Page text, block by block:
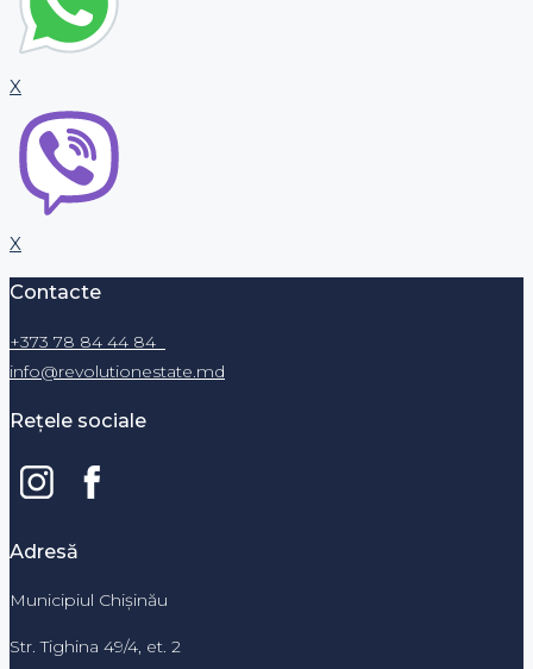
X
X
Contacte
+373 78 84 44 84
info@revolutionestate.md
Rețele sociale
Adresă
Municipiul Chișinău
Str. Tighina 49/4, et. 2